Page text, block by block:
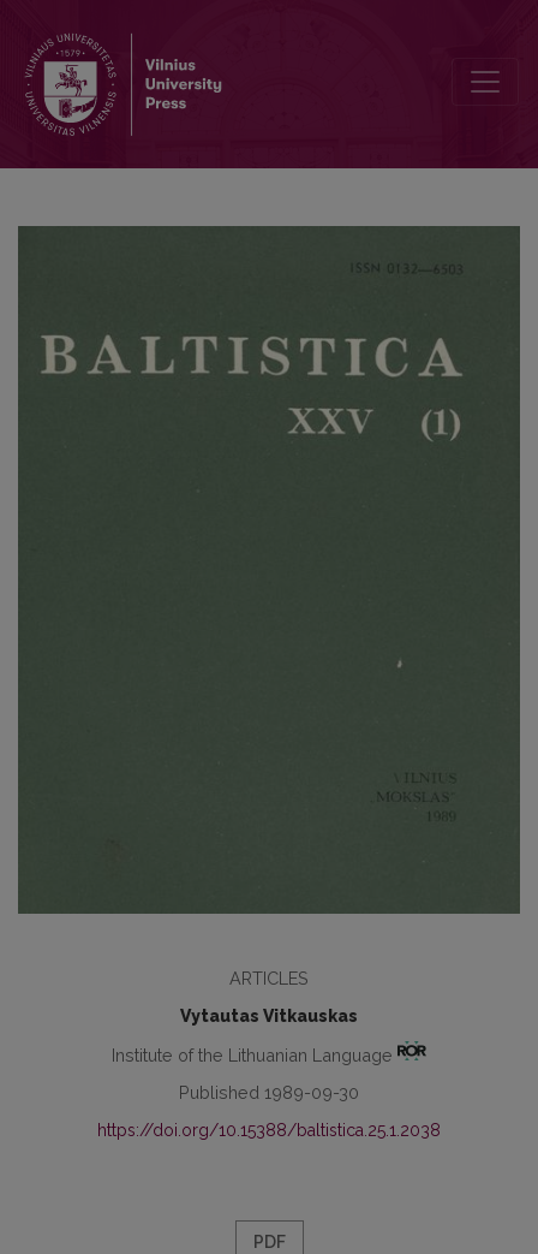
ARTICLES
Vytautas Vitkauskas
Institute of the Lithuanian Language
Published 1989-09-30
https://doi.org/10.15388/baltistica.25.1.2038
PDF